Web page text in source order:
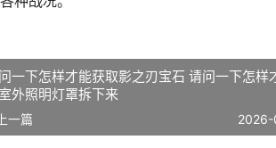
一下怎样才能获取影之刃宝石 请问一下怎样
外照明灯罩拆下来
一篇 2026-